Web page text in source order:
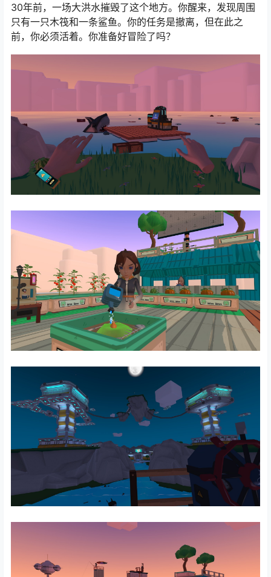
30年前，一场大洪水摧毁了这个地方。你醒来，发现周围
只有一只木筏和一条鲨鱼。你的任务是撤离，但在此之
前，你必须活着。你准备好冒险了吗？